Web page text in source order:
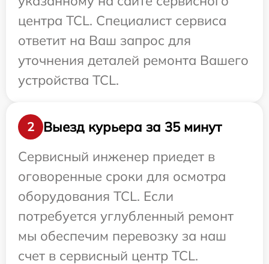
центра TCL. Специалист сервиса
ответит на Ваш запрос для
уточнения деталей ремонта Вашего
устройства TCL.
2
Выезд курьера за 35 минут
Сервисный инженер приедет в
оговоренные сроки для осмотра
оборудования TCL. Если
потребуется углубленный ремонт
мы обеспечим перевозку за наш
счет в сервисный центр TCL.